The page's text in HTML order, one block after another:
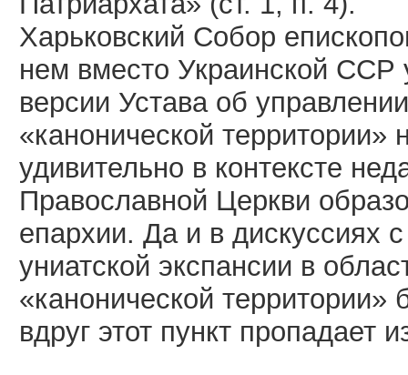
Харьковский Собор
нем вместо Украинской ССР
версии Устава об
«канонической
удивительно в контексте
Православной Церкви
епархии. Да и в дискуссиях
униатской экспансии в
«канонической
вдруг этот пункт